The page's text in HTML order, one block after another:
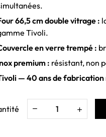
66,5 cm double vitrage :
Tivoli.
en verre trempé :
premium : résistant, non
— 40 ans de fabrication